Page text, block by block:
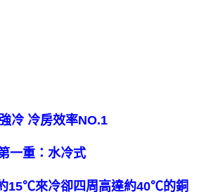
冷 冷房效率NO.1
一重：水冷式
15℃來冷卻四周高達約40℃的銅